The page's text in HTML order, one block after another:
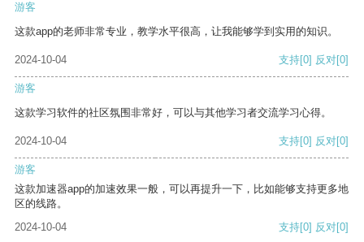
游客
这款app的老师非常专业，教学水平很高，让我能够学到实用的知识。
2024-10-04 支持[0] 反对[0]
游客
这款学习软件的社区氛围非常好，可以与其他学习者交流学习心得。
2024-10-04 支持[0] 反对[0]
游客
这款加速器app的加速效果一般，可以再提升一下，比如能够支持更多地
区的线路。
2024-10-04
支持[0] 反对[0]